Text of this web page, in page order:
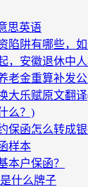
思英语
陷阱有哪些，如
，安徽退休中
老金重算补发公
大乐赋原文翻
么？)
保函怎么转成银
样本
本户保函？
什么牌子